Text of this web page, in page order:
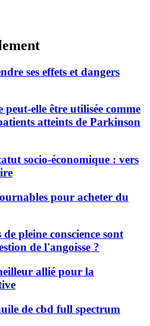
ses effets et dangers
peut-elle être utilisée comme
atteints de Parkinson
socio-économique : vers
pour acheter du
pleine conscience sont
de l'angoisse ?
allié pour la
de cbd full spectrum